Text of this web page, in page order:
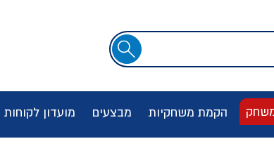
חיפוש
הקמת משחקיות מבצעים מועדון לקוחות